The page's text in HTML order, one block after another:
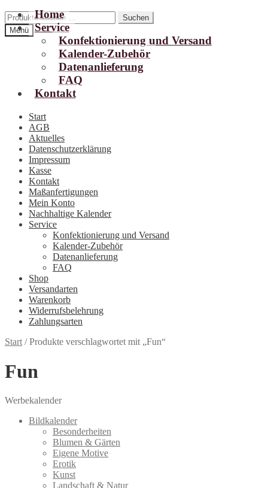
Zur
Navigation
springen
Zum
Inhalt
springen
Suchen
nach:
Suchen
Menü
Home
Service
Konfektionierung und Versand
Kalender-Zubehör
Datenanlieferung
FAQ
Kontakt
Start
AGB
Aktuelles
Datenschutzerklärung
Impressum
Kasse
Kontakt
Maßanfertigungen
Mein Konto
Nachhaltige Kalender
Service
Konfektionierung und Versand
Kalender-Zubehör
Datenanlieferung
FAQ
Shop
Versandarten
Warenkorb
Widerrufsbelehrung
Zahlungsarten
Start /Produkte verschlagwortet mit „Fun“
Fun
Werbekalender
Bildkalender
Besonderheiten
Blumen & Gärten
Eigene Motive
Erotik
Kunst
Landschaft & Natur